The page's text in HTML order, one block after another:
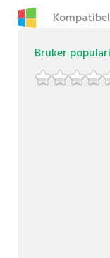
Bruker